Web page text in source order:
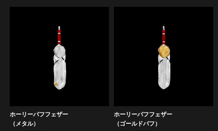
ホーリーパフフェザー
（メタル）
ホーリーパフフェザー
（ゴールドパフ）